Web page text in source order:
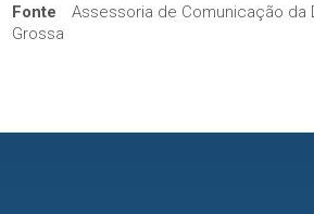
Fonte
Assessoria de Comunicação da
Grossa